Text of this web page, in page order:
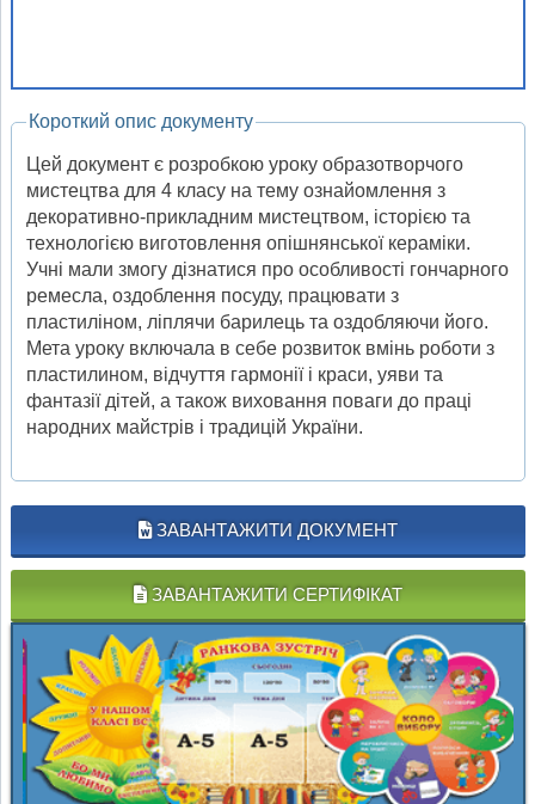
Короткий опис документу
Цей документ є розробкою уроку образотворчого
мистецтва для 4 класу на тему ознайомлення з
декоративно-прикладним мистецтвом, історією та
технологією виготовлення опішнянської кераміки.
Учні мали змогу дізнатися про особливості гончарного
ремесла, оздоблення посуду, працювати з
пластиліном, ліплячи барилець та оздобляючи його.
Мета уроку включала в себе розвиток вмінь роботи з
пластилином, відчуття гармонії і краси, уяви та
фантазії дітей, а також виховання поваги до праці
народних майстрів і традицій України.
ЗАВАНТАЖИТИ ДОКУМЕНТ
ЗАВАНТАЖИТИ СЕРТИФІКАТ